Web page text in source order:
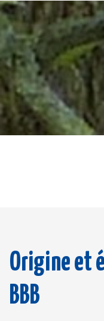
Image
Origine et
BBB